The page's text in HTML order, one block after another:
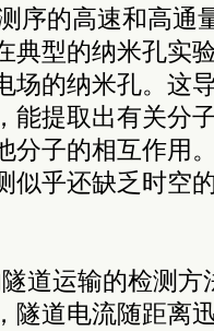
序的高速和高通
典型的纳米孔实
场的纳米孔。这
能提取出有关分
分子的相互作用
似乎还缺乏时空
道运输的检测方
隧道电流随距离